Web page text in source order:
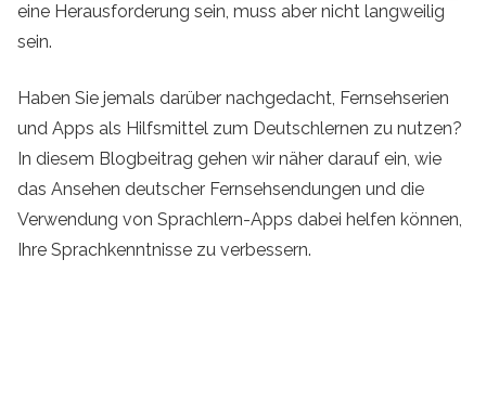
eine Herausforderung sein, muss aber nicht langweilig
sein.
Haben Sie jemals darüber nachgedacht, Fernsehserien
und Apps als Hilfsmittel zum Deutschlernen zu nutzen?
In diesem Blogbeitrag gehen wir näher darauf ein, wie
das Ansehen deutscher Fernsehsendungen und die
Verwendung von Sprachlern-Apps dabei helfen können,
Ihre Sprachkenntnisse zu verbessern.